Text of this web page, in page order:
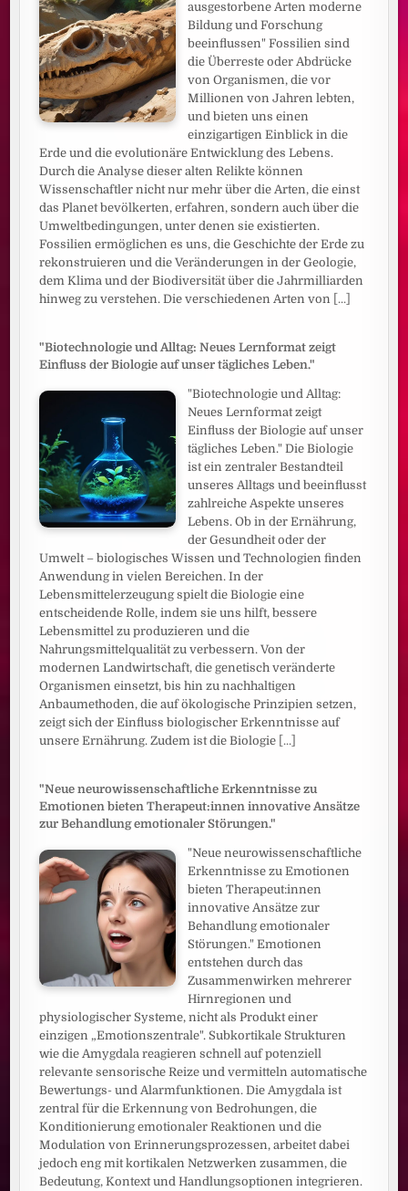
ausgestorbene Arten moderne
Bildung und Forschung
beeinflussen" Fossilien sind
die Überreste oder Abdrücke
von Organismen, die vor
Millionen von Jahren lebten,
und bieten uns einen
einzigartigen Einblick in die
Erde und die evolutionäre Entwicklung des Lebens.
Durch die Analyse dieser alten Relikte können
Wissenschaftler nicht nur mehr über die Arten, die einst
das Planet bevölkerten, erfahren, sondern auch über die
Umweltbedingungen, unter denen sie existierten.
Fossilien ermöglichen es uns, die Geschichte der Erde zu
rekonstruieren und die Veränderungen in der Geologie,
dem Klima und der Biodiversität über die Jahrmilliarden
hinweg zu verstehen. Die verschiedenen Arten von [...]
"Biotechnologie und Alltag: Neues Lernformat zeigt
Einfluss der Biologie auf unser tägliches Leben."
"Biotechnologie und Alltag:
Neues Lernformat zeigt
Einfluss der Biologie auf unser
tägliches Leben." Die Biologie
ist ein zentraler Bestandteil
unseres Alltags und beeinflusst
zahlreiche Aspekte unseres
Lebens. Ob in der Ernährung,
der Gesundheit oder der
Umwelt – biologisches Wissen und Technologien finden
Anwendung in vielen Bereichen. In der
Lebensmittelerzeugung spielt die Biologie eine
entscheidende Rolle, indem sie uns hilft, bessere
Lebensmittel zu produzieren und die
Nahrungsmittelqualität zu verbessern. Von der
modernen Landwirtschaft, die genetisch veränderte
Organismen einsetzt, bis hin zu nachhaltigen
Anbaumethoden, die auf ökologische Prinzipien setzen,
zeigt sich der Einfluss biologischer Erkenntnisse auf
unsere Ernährung. Zudem ist die Biologie [...]
"Neue neurowissenschaftliche Erkenntnisse zu
Emotionen bieten Therapeut:innen innovative Ansätze
zur Behandlung emotionaler Störungen."
"Neue neurowissenschaftliche
Erkenntnisse zu Emotionen
bieten Therapeut:innen
innovative Ansätze zur
Behandlung emotionaler
Störungen." Emotionen
entstehen durch das
Zusammenwirken mehrerer
Hirnregionen und
physiologischer Systeme, nicht als Produkt einer
einzigen „Emotionszentrale". Subkortikale Strukturen
wie die Amygdala reagieren schnell auf potenziell
relevante sensorische Reize und vermitteln automatische
Bewertungs- und Alarmfunktionen. Die Amygdala ist
zentral für die Erkennung von Bedrohungen, die
Konditionierung emotionaler Reaktionen und die
Modulation von Erinnerungsprozessen, arbeitet dabei
jedoch eng mit kortikalen Netzwerken zusammen, die
Bedeutung, Kontext und Handlungsoptionen integrieren.